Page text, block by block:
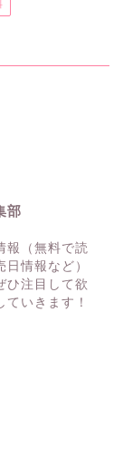
部
報（無料で読
情報など）
ひ注目して欲
いきます！